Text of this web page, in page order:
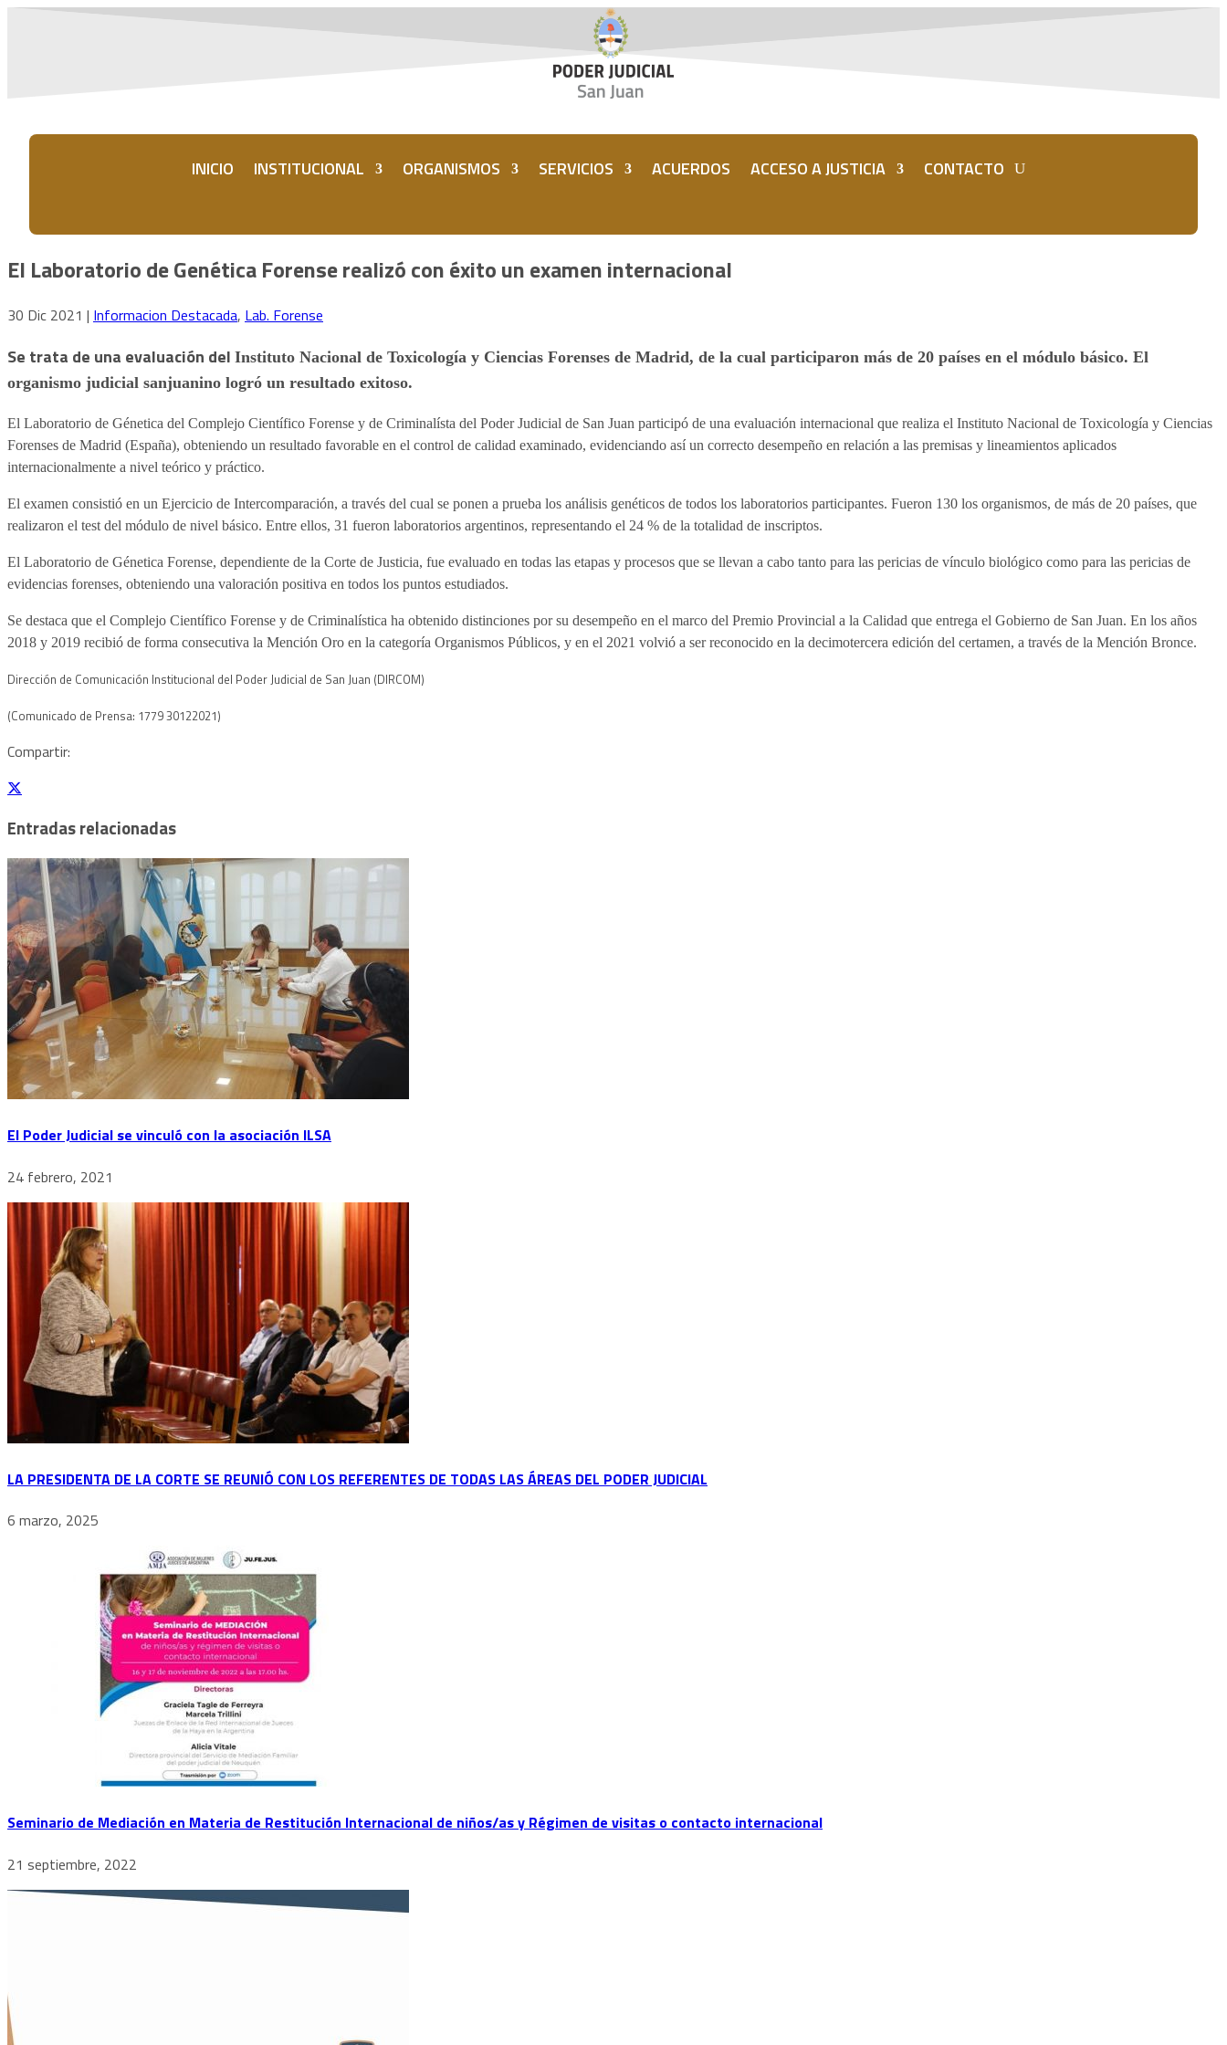
INICIO INSTITUCIONAL ORGANISMOS SERVICIOS ACUERDOS ACCESO A JUSTICIA CONTACTO
El Laboratorio de Genética Forense realizó con éxito un examen internacional
30 Dic 2021 | Informacion Destacada, Lab. Forense
Se trata de una evaluación del Instituto Nacional de Toxicología y Ciencias Forenses de Madrid, de la cual participaron más de 20 países en el módulo básico. El
organismo judicial sanjuanino logró un resultado exitoso.
El Laboratorio de Génetica del Complejo Científico Forense y de Criminalísta del Poder Judicial de San Juan participó de una evaluación internacional que realiza el Instituto Nacional de Toxicología y Ciencias
Forenses de Madrid (España), obteniendo un resultado favorable en el control de calidad examinado, evidenciando así un correcto desempeño en relación a las premisas y lineamientos aplicados
internacionalmente a nivel teórico y práctico.
El examen consistió en un Ejercicio de Intercomparación, a través del cual se ponen a prueba los análisis genéticos de todos los laboratorios participantes. Fueron 130 los organismos, de más de 20 países, que
realizaron el test del módulo de nivel básico. Entre ellos, 31 fueron laboratorios argentinos, representando el 24 % de la totalidad de inscriptos.
El Laboratorio de Génetica Forense, dependiente de la Corte de Justicia, fue evaluado en todas las etapas y procesos que se llevan a cabo tanto para las pericias de vínculo biológico como para las pericias de
evidencias forenses, obteniendo una valoración positiva en todos los puntos estudiados.
Se destaca que el Complejo Científico Forense y de Criminalística ha obtenido distinciones por su desempeño en el marco del Premio Provincial a la Calidad que entrega el Gobierno de San Juan. En los años
2018 y 2019 recibió de forma consecutiva la Mención Oro en la categoría Organismos Públicos, y en el 2021 volvió a ser reconocido en la decimotercera edición del certamen, a través de la Mención Bronce.
Dirección de Comunicación Institucional del Poder Judicial de San Juan (DIRCOM)
(Comunicado de Prensa: 1779 30122021)
Compartir:
Entradas relacionadas
El Poder Judicial se vinculó con la asociación ILSA
24 febrero, 2021
LA PRESIDENTA DE LA CORTE SE REUNIÓ CON LOS REFERENTES DE TODAS LAS ÁREAS DEL PODER JUDICIAL
6 marzo, 2025
Seminario de Mediación en Materia de Restitución Internacional de niños/as y Régimen de visitas o contacto internacional
21 septiembre, 2022